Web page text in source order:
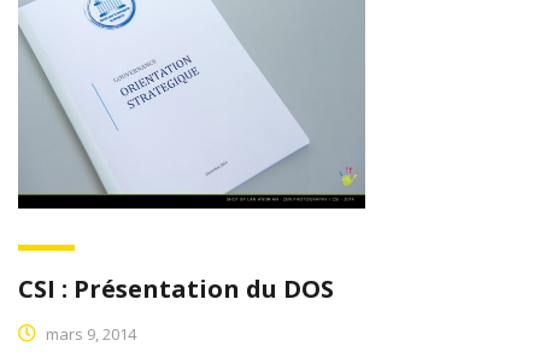
CSI : Présentation du DOS
mars 9, 2014